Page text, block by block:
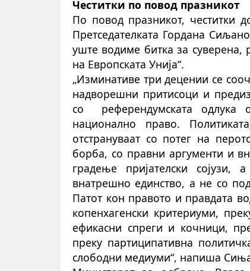
Честитки по повод празникот
По повод празникот, честитки
Претседателката Гордана
уште водиме битка за
на Европската Унија“.
„Изминативе три децении се
надворешни притисоци и
со
референдумската
национално право.
отстрануваат со потег на
борба, со правни аргументи и
градење пријателски
внатрешно единство, а не со
Патот кон правото и правдата
копенхагенски критериуми,
ефикасни спреги и кочници,
преку партиципативна
слободни медиуми“, напиша